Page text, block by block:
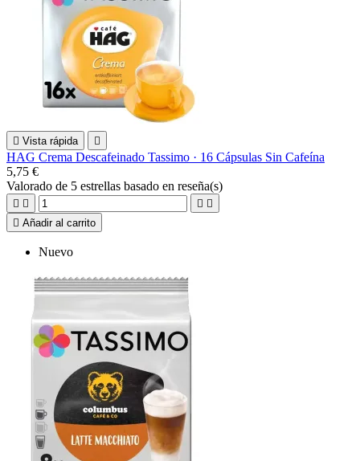
 Vista rápida 
HAG Crema Descafeinado Tassimo · 16 Cápsulas Sin Cafeína
5,75 €
Valorado de 5 estrellas basado en reseña(s)
   
 Añadir al carrito
Nuevo